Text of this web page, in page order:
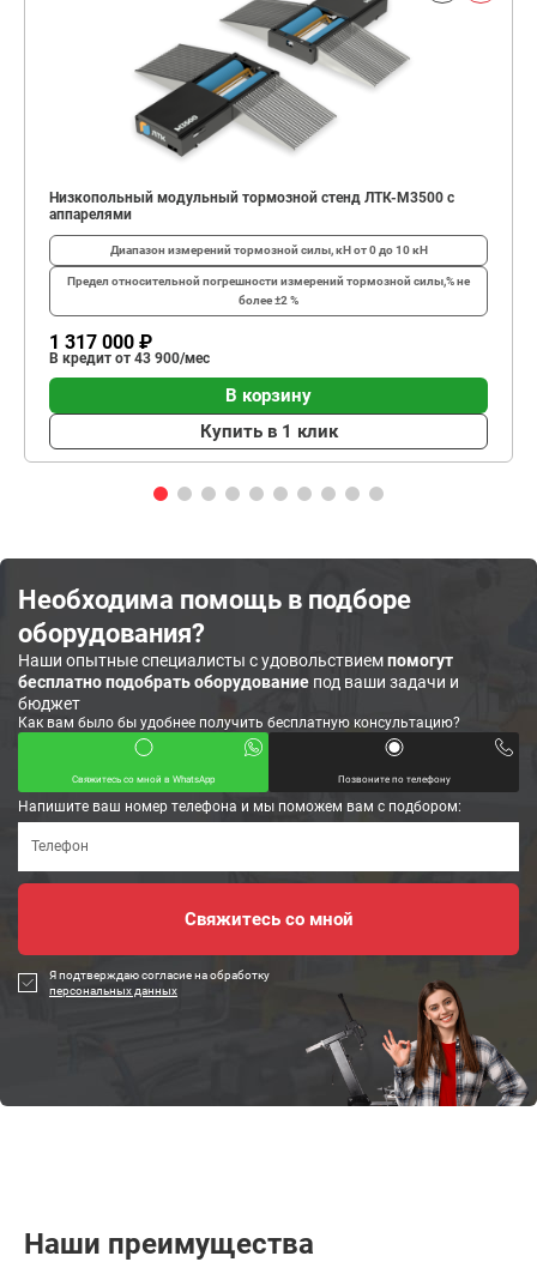
Низкопольный модульный тормозной стенд ЛТК-М3500 с
аппарелями
Диапазон измерений тормозной силы, кНот 0 до 10 кН
Предел относительной погрешности измерений тормозной силы,%не
более ±2 %
1 317 000 ₽
В кредит от 43 900/мес
В корзину
Купить в 1 клик
Необходима помощь в подборе
оборудования?
Наши опытные специалисты с удовольствиемпомогут
бесплатно подобрать оборудование под ваши задачи и
бюджет
Как вам было бы удобнее получить бесплатную консультацию?
Свяжитесь со мной в WhatsApp Позвоните по телефону
Напишите ваш номер телефона и мы поможем вам с подбором:
Я подтверждаю согласие на обработку
персональных данных
Наши преимущества